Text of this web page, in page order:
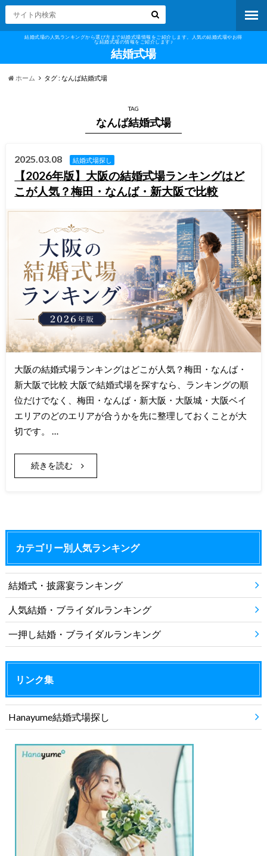
結婚式場の人気ランキングから選び方まで結婚式場情報をご紹介します。人気の結婚式場やお得
な結婚式場の情報をご紹介します♪
結婚式場
ホーム タグ : なんば結婚式場
TAG
なんば結婚式場
2025.03.08 結婚式場探し
【2026年版】大阪の結婚式場ランキングはど
こが人気？梅田・なんば・新大阪で比較
大阪の結婚式場ランキングはどこが人気？梅田・なんば・
新大阪で比較 大阪で結婚式場を探すなら、ランキングの順
位だけでなく、梅田・なんば・新大阪・大阪城・大阪ベイ
エリアのどのエリアが合うかを先に整理しておくことが大
切です。 …
続きを読む
カテゴリー別人気ランキング
結婚式・披露宴ランキング
人気結婚・ブライダルランキング
一押し結婚・ブライダルランキング
リンク集
Hanayume結婚式場探し